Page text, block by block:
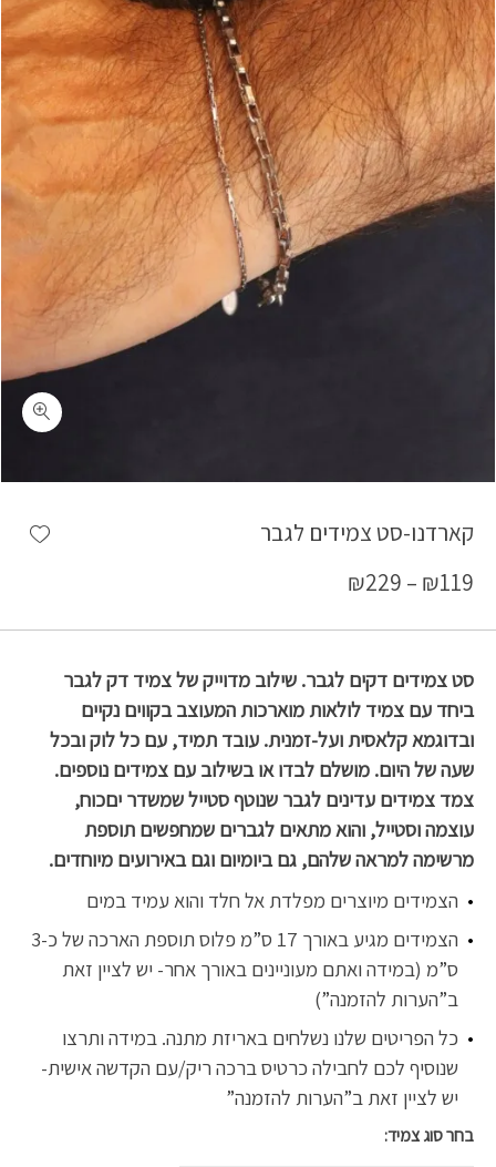
קארדנו-סט צמידים לגבר
₪119
–
₪229
סט צמידים דקים לגבר. שילוב מדוייק של צמיד דק לגבר
ביחד עם צמיד לולאות מוארכות המעוצב בקווים נקיים
ובדוגמא קלאסית ועל-זמנית. עובד תמיד, עם כל לוק ובכל
שעה של היום. מושלם לבדו או בשילוב עם צמידים נוספים.
צמד צמידים עדינים לגבר שנוטף סטייל שמשדר יםכוח,
עוצמה וסטייל, והוא מתאים לגברים שמחפשים תוספת
מרשימה למראה שלהם, גם ביומיום וגם באירועים מיוחדים.
הצמידים מיוצרים מפלדת אל חלד והוא עמיד במים
הצמידים מגיע באורך 17 ס”מ פלוס תוספת הארכה של כ-3
ס”מ (במידה ואתם מעוניינים באורך אחר- יש לציין זאת
ב”הערות להזמנה”)
כל הפריטים שלנו נשלחים באריזת מתנה. במידה ותרצו
שנוסיף לכם לחבילה כרטיס ברכה ריק/עם הקדשה אישית-
יש לציין זאת ב”הערות להזמנה”
בחר סוג צמיד